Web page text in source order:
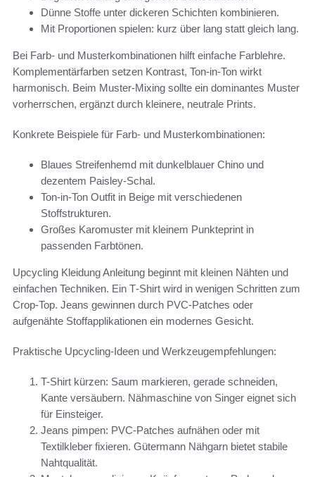
Dünne Stoffe unter dickeren Schichten kombinieren.
Mit Proportionen spielen: kurz über lang statt gleich lang.
Bei Farb- und Musterkombinationen hilft einfache Farblehre.
Komplementärfarben setzen Kontrast, Ton-in-Ton wirkt
harmonisch. Beim Muster-Mixing sollte ein dominantes Muster
vorherrschen, ergänzt durch kleinere, neutrale Prints.
Konkrete Beispiele für Farb- und Musterkombinationen:
Blaues Streifenhemd mit dunkelblauer Chino und
dezentem Paisley-Schal.
Ton-in-Ton Outfit in Beige mit verschiedenen
Stoffstrukturen.
Großes Karomuster mit kleinem Punkteprint in
passenden Farbtönen.
Upcycling Kleidung Anleitung beginnt mit kleinen Nähten und
einfachen Techniken. Ein T‑Shirt wird in wenigen Schritten zum
Crop-Top. Jeans gewinnen durch PVC-Patches oder
aufgenähte Stoffapplikationen ein modernes Gesicht.
Praktische Upcycling-Ideen und Werkzeugempfehlungen:
T-Shirt kürzen: Saum markieren, gerade schneiden,
Kante versäubern. Nähmaschine von Singer eignet sich
für Einsteiger.
Jeans pimpen: PVC-Patches aufnähen oder mit
Textilkleber fixieren. Gütermann Nähgarn bietet stabile
Nahtqualität.